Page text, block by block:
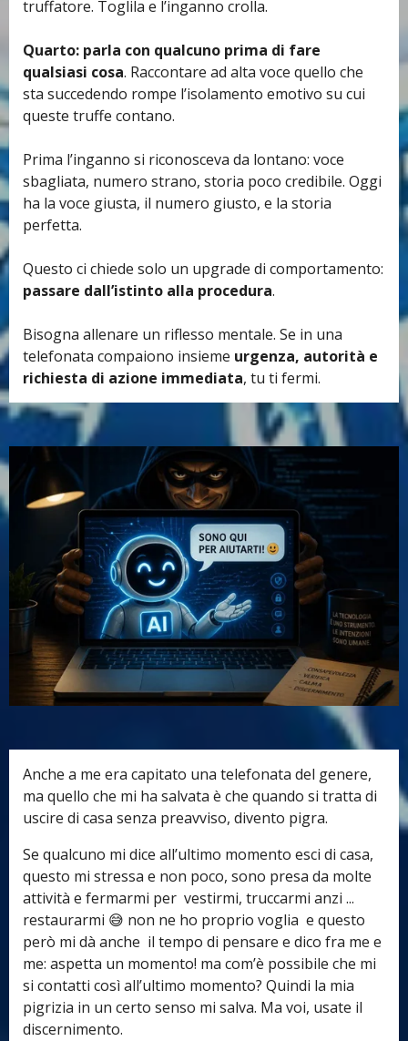
truffatore. Toglila e l’inganno crolla.
Quarto: parla con qualcuno prima di fare
qualsiasi cosa. Raccontare ad alta voce quello che
sta succedendo rompe l’isolamento emotivo su cui
queste truffe contano.
Prima l’inganno si riconosceva da lontano: voce
sbagliata, numero strano, storia poco credibile. Oggi
ha la voce giusta, il numero giusto, e la storia
perfetta.
Questo ci chiede solo un upgrade di comportamento:
passare dall’istinto alla procedura.
Bisogna allenare un riflesso mentale. Se in una
telefonata compaiono insieme urgenza, autorità e
richiesta di azione immediata, tu ti fermi.
Anche a me era capitato una telefonata del genere,
ma quello che mi ha salvata è che quando si tratta di
uscire di casa senza preavviso, divento pigra.
Se qualcuno mi dice all’ultimo momento esci di casa,
questo mi stressa e non poco, sono presa da molte
attività e fermarmi per vestirmi, truccarmi anzi ...
restaurarmi 😅​ non ne ho proprio voglia e questo
però mi dà anche il tempo di pensare e dico fra me e
me: aspetta un momento! ma com’è possibile che mi
si contatti così all’ultimo momento? Quindi la mia
pigrizia in un certo senso mi salva. Ma voi, usate il
discernimento.